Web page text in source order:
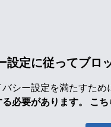
設定に従ってブロ
シー設定を満たすため
必要があります。 こ